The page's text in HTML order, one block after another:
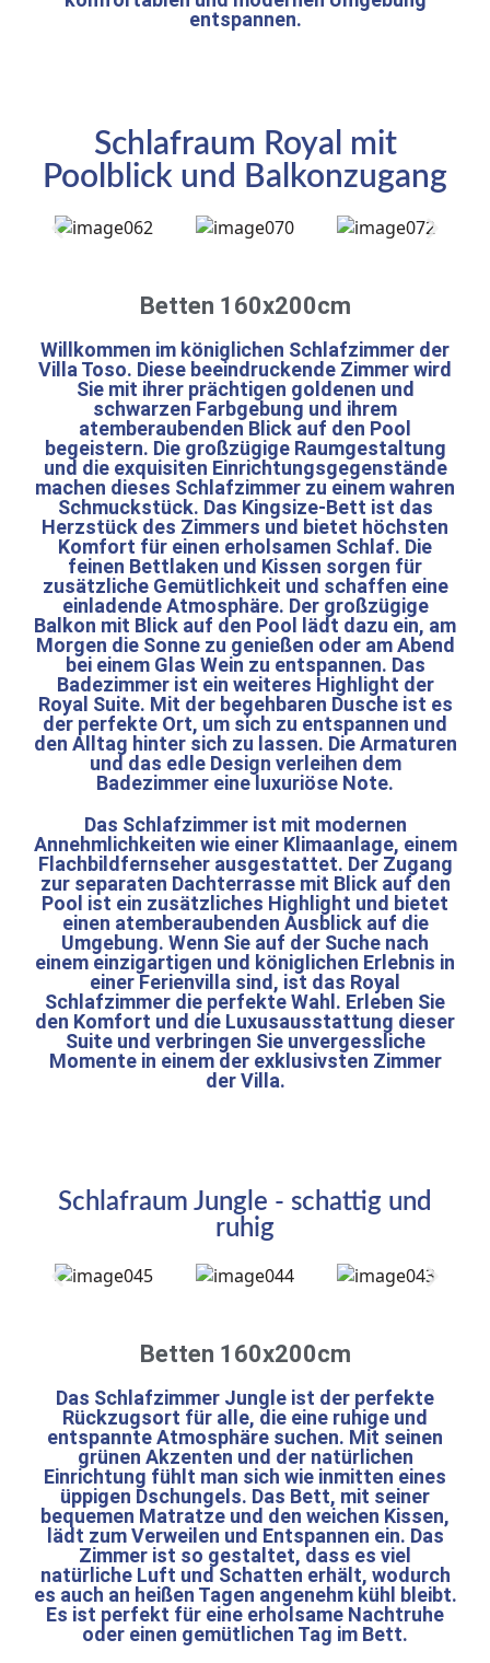
entspannen.
Schlafraum Royal mit
Poolblick und Balkonzugang
Betten 160x200cm
Willkommen im königlichen Schlafzimmer der
Villa Toso. Diese beeindruckende Zimmer wird
Sie mit ihrer prächtigen goldenen und
schwarzen Farbgebung und ihrem
atemberaubenden Blick auf den Pool
begeistern. Die großzügige Raumgestaltung
und die exquisiten Einrichtungsgegenstände
machen dieses Schlafzimmer zu einem wahren
Schmuckstück. Das Kingsize-Bett ist das
Herzstück des Zimmers und bietet höchsten
Komfort für einen erholsamen Schlaf. Die
feinen Bettlaken und Kissen sorgen für
zusätzliche Gemütlichkeit und schaffen eine
einladende Atmosphäre. Der großzügige
Balkon mit Blick auf den Pool lädt dazu ein, am
Morgen die Sonne zu genießen oder am Abend
bei einem Glas Wein zu entspannen. Das
Badezimmer ist ein weiteres Highlight der
Royal Suite. Mit der begehbaren Dusche ist es
der perfekte Ort, um sich zu entspannen und
den Alltag hinter sich zu lassen. Die Armaturen
und das edle Design verleihen dem
Badezimmer eine luxuriöse Note.
Das Schlafzimmer ist mit modernen
Annehmlichkeiten wie einer Klimaanlage, einem
Flachbildfernseher ausgestattet. Der Zugang
zur separaten Dachterrasse mit Blick auf den
Pool ist ein zusätzliches Highlight und bietet
einen atemberaubenden Ausblick auf die
Umgebung. Wenn Sie auf der Suche nach
einem einzigartigen und königlichen Erlebnis in
einer Ferienvilla sind, ist das Royal
Schlafzimmer die perfekte Wahl. Erleben Sie
den Komfort und die Luxusausstattung dieser
Suite und verbringen Sie unvergessliche
Momente in einem der exklusivsten Zimmer
der Villa.
Schlafraum Jungle - schattig und
ruhig
Betten 160x200cm
Das Schlafzimmer Jungle ist der perfekte
Rückzugsort für alle, die eine ruhige und
entspannte Atmosphäre suchen. Mit seinen
grünen Akzenten und der natürlichen
Einrichtung fühlt man sich wie inmitten eines
üppigen Dschungels. Das Bett, mit seiner
bequemen Matratze und den weichen Kissen,
lädt zum Verweilen und Entspannen ein. Das
Zimmer ist so gestaltet, dass es viel
natürliche Luft und Schatten erhält, wodurch
es auch an heißen Tagen angenehm kühl bleibt.
Es ist perfekt für eine erholsame Nachtruhe
oder einen gemütlichen Tag im Bett.